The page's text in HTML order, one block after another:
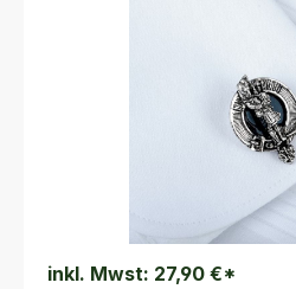
inkl. Mwst: 27,90 €*